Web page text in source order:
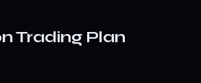
Trading Plan